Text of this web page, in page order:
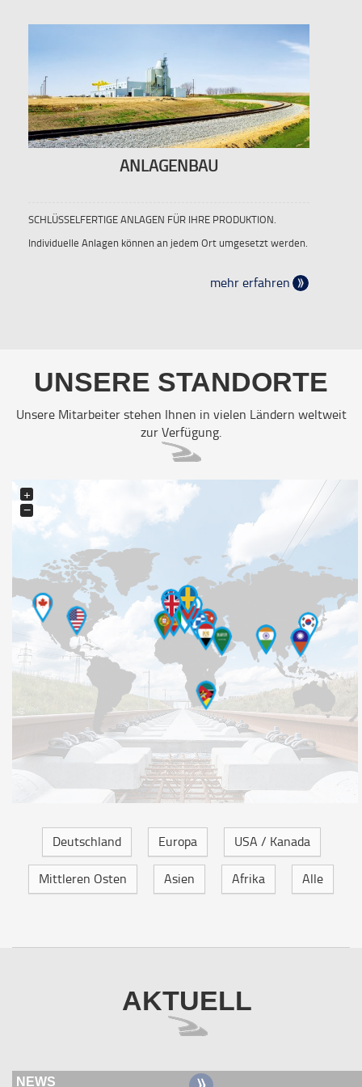
ANLAGENBAU
SCHLÜSSELFERTIGE ANLAGEN FÜR IHRE PRODUKTION.
Individuelle Anlagen können an jedem Ort umgesetzt werden.
mehr erfahren
UNSERE STANDORTE
Unsere Mitarbeiter stehen Ihnen in vielen Ländern weltweit
zur Verfügung.
+
−
Deutschland Europa USA / Kanada
Mittleren Osten Asien Afrika Alle
AKTUELL
NEWS